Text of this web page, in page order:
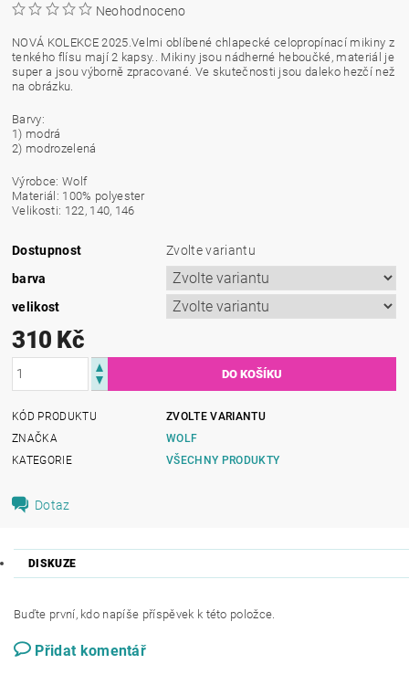
Neohodnoceno
NOVÁ KOLEKCE 2025.Velmi oblíbené chlapecké celopropínací mikiny z
tenkého flísu mají 2 kapsy.. Mikiny jsou nádherné heboučké, materiál je
super a jsou výborně zpracované. Ve skutečnosti jsou daleko hezčí než
na obrázku.
Barvy:
1) modrá
2) modrozelená
Výrobce: Wolf
Materiál: 100% polyester
Velikosti: 122, 140, 146
Dostupnost
Zvolte variantu
barva
velikost
310 Kč
KÓD PRODUKTU
ZVOLTE VARIANTU
ZNAČKA
WOLF
KATEGORIE
VŠECHNY PRODUKTY
Dotaz
DISKUZE
Buďte první, kdo napíše příspěvek k této položce.
Přidat komentář